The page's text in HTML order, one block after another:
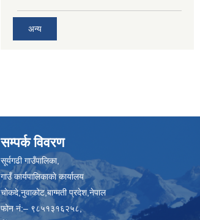
अन्य
सम्पर्क विवरण
सूर्यगढी गाउँपालिका,
गाउँ कार्यपालिकाकाे कार्यालय
चाेकदे,नुवाकोट,बाग्मती प्रदेश,नेपाल
फोन नं:– ९८५१३१६२५८,